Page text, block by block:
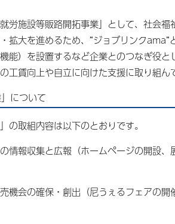
施設等販路開拓事業」として、社会福
拡大を進めるため、“ジョブリンクama“
能）を設置するなど企業とのつなぎ役と
工賃向上や自立に向けた支援に取り組ん
について
の取組内容は以下のとおりです。
情報収集と広報（ホームページの開設
機会の確保・創出（尼うぇるフェアの開